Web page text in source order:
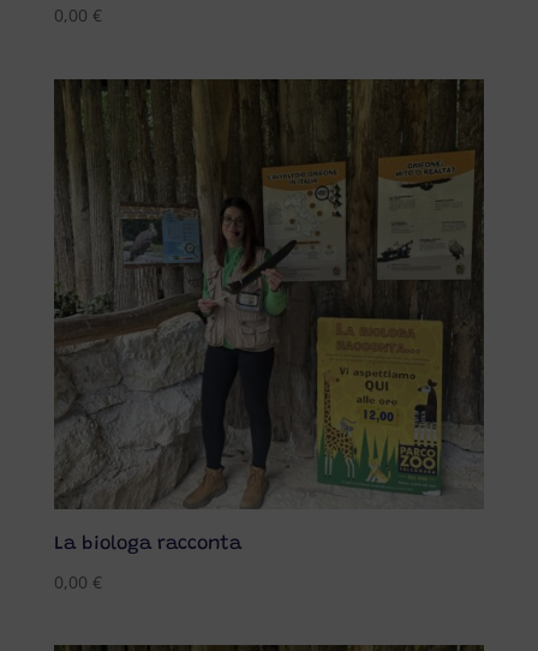
0,00 €
La biologa racconta
0,00 €